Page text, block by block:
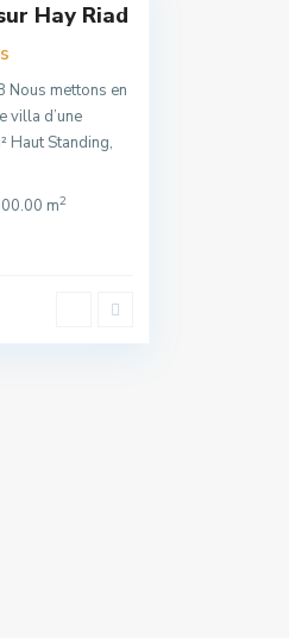
Hay Riad
Nous mettons en
villa d’une
Haut Standing,
m2